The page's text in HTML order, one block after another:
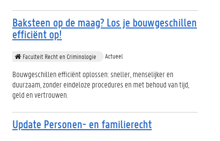
Baksteen op de maag? Los je bouwgeschillen
efficiënt op!
Faculteit Recht en Criminologie Actueel
Bouwgeschillen efficiënt oplossen: sneller, menselijker en
duurzaam, zonder eindeloze procedures en met behoud van tijd,
geld en vertrouwen.
Update Personen- en familierecht